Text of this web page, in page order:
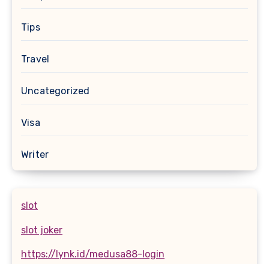
Tips
Travel
Uncategorized
Visa
Writer
slot
slot joker
https://lynk.id/medusa88-login